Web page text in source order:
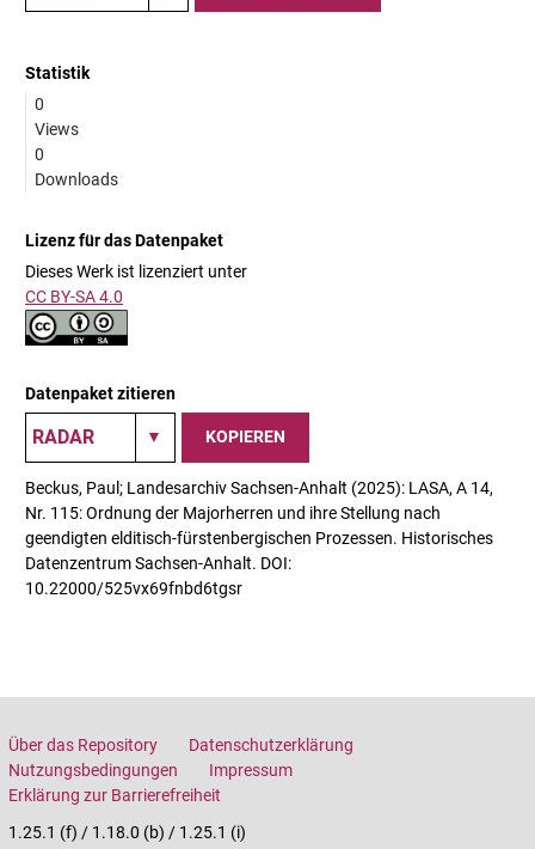
Statistik
0
Views
0
Downloads
Lizenz für das Datenpaket
Dieses Werk ist lizenziert unter
CC BY-SA 4.0
Datenpaket zitieren
KOPIEREN
Beckus, Paul; Landesarchiv Sachsen-Anhalt (2025): LASA, A 14,
Nr. 115: Ordnung der Majorherren und ihre Stellung nach
geendigten elditisch-fürstenbergischen Prozessen. Historisches
Datenzentrum Sachsen-Anhalt. DOI:
10.22000/525vx69fnbd6tgsr
Über das Repository
Datenschutzerklärung
Nutzungsbedingungen
Impressum
Erklärung zur Barrierefreiheit
1.25.1 (f) / 1.18.0 (b) / 1.25.1 (i)